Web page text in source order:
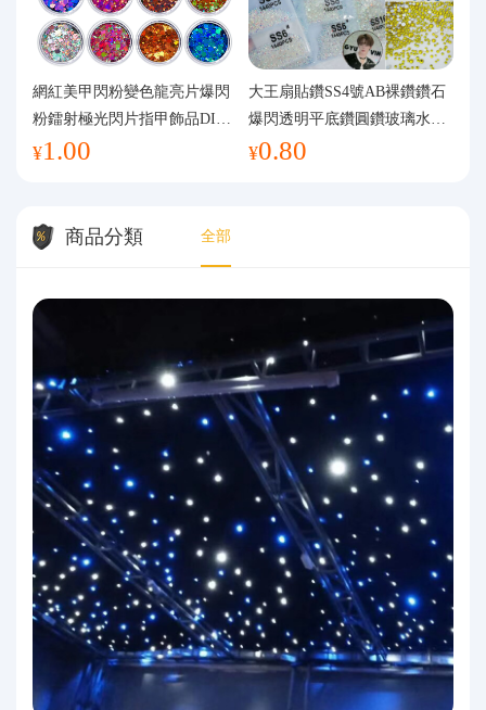
網紅美甲閃粉變色龍亮片爆閃
粉鐳射極光閃片指甲飾品DIY
手工流麻
¥1.00
大王扇貼鑽SS4號AB裸鑽鑽石
爆閃透明平底鑽圓鑽玻璃水鑽
美甲鑽飾
¥0.80
商品分類 全部